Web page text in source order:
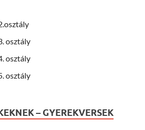
osztály
osztály
osztály
– GYEREKVERSEK